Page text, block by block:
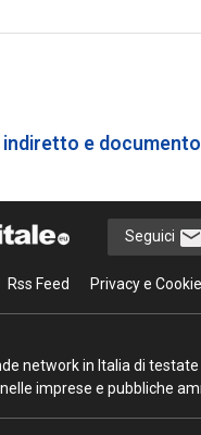
e documento
Seguici
Rss Feed Privacy e
network in Italia di
imprese e pubbliche